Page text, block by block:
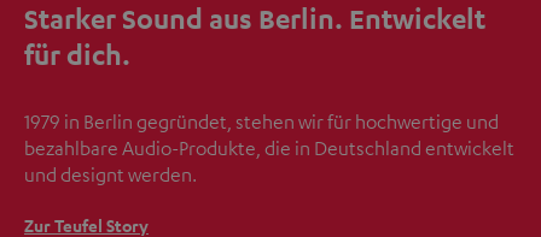
Starker Sound aus Berlin. Entwickelt
für dich.
1979 in Berlin gegründet, stehen wir für hochwertige und
bezahlbare Audio-Produkte, die in Deutschland entwickelt
und designt werden.
Zur Teufel Story